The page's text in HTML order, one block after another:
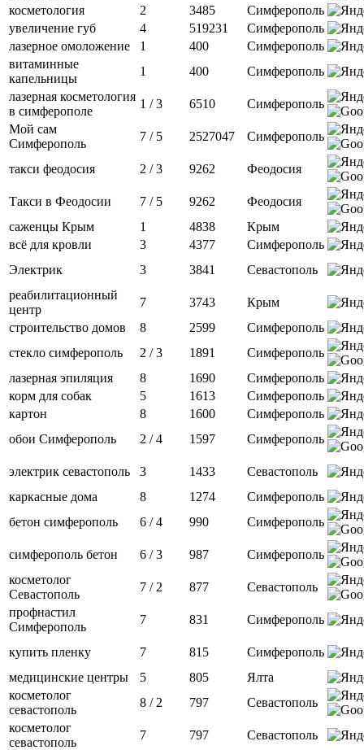
косметология
2 3485
Симферополь
увеличение губ
4 519231
Симферополь
лазерное омоложение
1 400
Симферополь
витаминные
капельницы
1 400
Симферополь
лазерная косметология
в симферополе
1 / 3 6510
Симферополь
Мой сам
Симферополь
7 / 5 2527047 Симферополь
такси феодосия 2 / 3 9262 Феодосия
Такси в Феодосии 7 / 5 9262
Феодосия
саженцы Крым
1 4838
Крым
всё для кровли
3 4377
Симферополь
Электрик
3 3841
Севастополь
реабилитационный
центр
7 3743
Крым
строительство домов
8 2599
Симферополь
стекло симферополь
2 / 3 1891
Симферополь
лазерная эпиляция
8 1690
Симферополь
корм для собак
5 1613
Симферополь
картон
8 1600
Симферополь
обои Симферополь
2 / 4 1597 Симферополь
электрик севастополь 3 1433
Севастополь
каркасные дома
8 1274
Симферополь
бетон симферополь
6 / 4 990 Симферополь
симферополь бетон 6 / 3 987
Симферополь
косметолог
Севастополь
7 / 2 877
Севастополь
профнастил
Симферополь
7 831 Симферополь
купить пленку 7 815
Симферополь
медицинские центры
5 805
Ялта
косметолог
севастополь
8 / 2 797
Севастополь
косметолог
севастополь
7 797
Севастополь